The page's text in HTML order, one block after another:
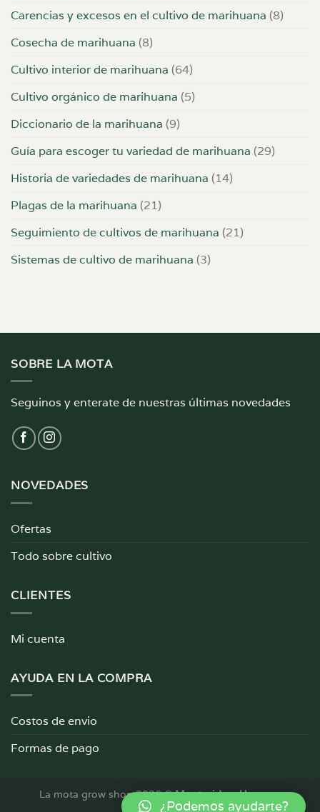
Carencias y excesos en el cultivo de marihuana (8)
Cosecha de marihuana (8)
Cultivo interior de marihuana (64)
Cultivo orgánico de marihuana (5)
Diccionario de la marihuana (9)
Guía para escoger tu variedad de marihuana (29)
Historia de variedades de marihuana (14)
Plagas de la marihuana (21)
Seguimiento de cultivos de marihuana (21)
Sistemas de cultivo de marihuana (3)
SOBRE LA MOTA
Seguinos y enterate de nuestras últimas novedades
NOVEDADES
Ofertas
Todo sobre cultivo
CLIENTES
Mi cuenta
AYUDA EN LA COMPRA
Costos de envio
Formas de pago
La mota grow shop 2026 ©Montevideo, Uruguay
¿Podemos ayudarte?